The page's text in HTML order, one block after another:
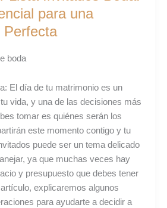
para una
Perfecta
boda
El día de tu matrimonio es un
vida, y una de las decisiones más
tomar es quiénes serán los
este momento contigo y tu
puede ser un tema delicado
ya que muchas veces hay
y presupuesto que debes tener
explicaremos algunos
para ayudarte a decidir a